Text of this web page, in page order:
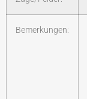
Bemerkungen: